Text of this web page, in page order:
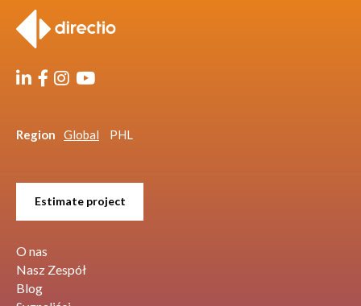
Region Global PHL
Estimate project
O nas
Nasz Zespół
Blog